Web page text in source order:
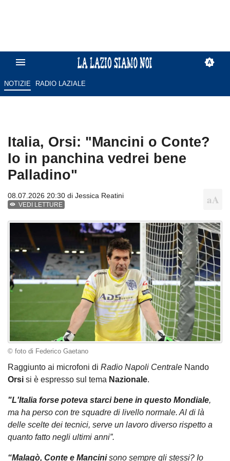
NOTIZIE RADIO LAZIALE
Italia, Orsi: "Mancini o Conte?
Io in panchina vedrei bene
Palladino"
08.07.2026 20:30 di Jessica Reatini
VEDI LETTURE
© foto di Federico Gaetano
Raggiunto ai microfoni di Radio Napoli Centrale Nando
Orsi si è espresso sul tema Nazionale.
"L'Italia forse poteva starci bene in questo Mondiale,
ma ha perso con tre squadre di livello normale. Al di là
delle scelte dei tecnici, serve un lavoro diverso rispetto a
quanto fatto negli ultimi anni”.
“Malagò, Conte e Mancinisono sempre gli stessi? Io